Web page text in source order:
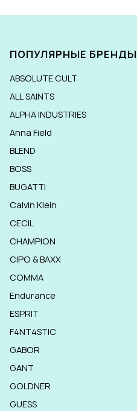
ПОПУЛЯРНЫЕ БРЕНДЫ
ABSOLUTE CULT
ALL SAINTS
ALPHA INDUSTRIES
Anna Field
BLEND
BOSS
BUGATTI
Calvin Klein
CECIL
CHAMPION
CIPO & BAXX
COMMA
Endurance
ESPRIT
F4NT4STIC
GABOR
GANT
GOLDNER
GUESS